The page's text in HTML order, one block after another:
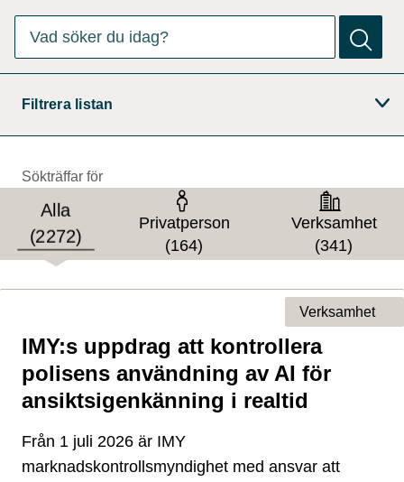
förslag. Använd piltangenterna för att navigera
Filtrera listan
Sökträffar för
Alla
(2272)
Privatperson
(164)
Verksamhet
(341)
IMY:s uppdrag att kontrollera
polisens användning av AI för
ansiktsigenkänning i realtid
Typ av sida
Verksamhet
Från 1 juli 2026 är IMY
marknadskontrollsmyndighet med ansvar att